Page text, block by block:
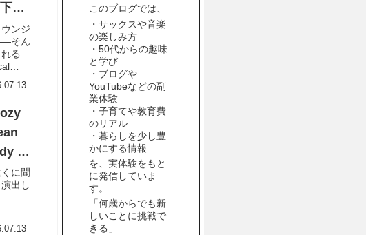
で
ンジ
ンジ
そん
る
&
炉
のオ
40
に聞
出し
このブログでは、
・サックスや音楽
の楽しみ方
・50代からの趣味
と学び
・ブログや
YouTubeなどの副
業体験
・子育てや教育費
のリアル
・暮らしを少し豊
かにする情報
を、実体験をもと
に発信していま
す。
「何歳からでも新
しいことに挑戦で
きる」